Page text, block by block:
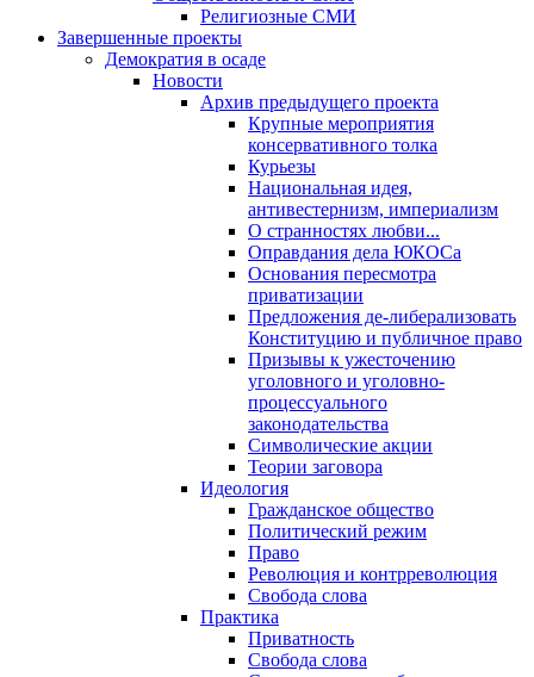
Религиозные СМИ
Завершенные проекты
Демократия в осаде
Новости
Архив предыдущего проекта
Крупные мероприятия
консервативного толка
Курьезы
Национальная идея,
антивестернизм, империализм
О странностях любви...
Оправдания дела ЮКОСа
Основания пересмотра
приватизации
Предложения де-либерализовать
Конституцию и публичное право
Призывы к ужесточению
уголовного и уголовно-
процессуального
законодательства
Символические акции
Теории заговора
Идеология
Гражданское общество
Политический режим
Право
Революция и контрреволюция
Свобода слова
Практика
Приватность
Свобода слова